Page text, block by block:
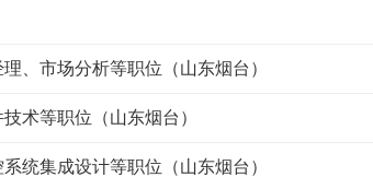
、市场分析等职位（山东烟台）
术等职位（山东烟台）
统集成设计等职位（山东烟台）